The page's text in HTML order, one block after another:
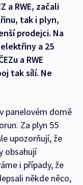
a RWE, začali
tak i plyn,
prodejci. Na
a 25
a RWE
tak sílí. Ne
panelovém domě
Za plyn 55
upozorňují, že
obsahují
i případy, že
někde něco,